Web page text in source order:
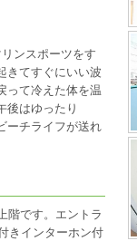
ンスポーツをす
きてすぐにいい波
って冷えた体を温
後はゆったり
ーチライフが送れ
階です。エントラ
きインターホン付